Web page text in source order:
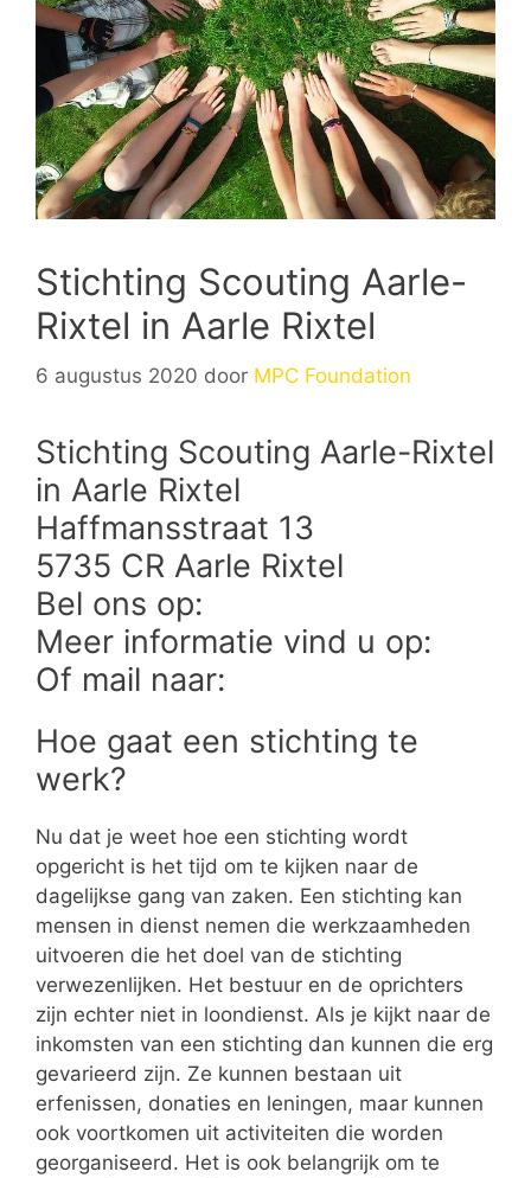
Stichting Scouting Aarle-
Rixtel in Aarle Rixtel
6 augustus 2020 door MPC Foundation
Stichting Scouting Aarle-Rixtel
in Aarle Rixtel
Haffmansstraat 13
5735 CR Aarle Rixtel
Bel ons op:
Meer informatie vind u op:
Of mail naar:
Hoe gaat een stichting te
werk?
Nu dat je weet hoe een stichting wordt
opgericht is het tijd om te kijken naar de
dagelijkse gang van zaken. Een stichting kan
mensen in dienst nemen die werkzaamheden
uitvoeren die het doel van de stichting
verwezenlijken. Het bestuur en de oprichters
zijn echter niet in loondienst. Als je kijkt naar de
inkomsten van een stichting dan kunnen die erg
gevarieerd zijn. Ze kunnen bestaan uit
erfenissen, donaties en leningen, maar kunnen
ook voortkomen uit activiteiten die worden
georganiseerd. Het is ook belangrijk om te